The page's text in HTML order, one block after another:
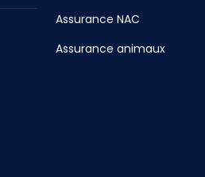
Assurance NAC
Assurance animaux